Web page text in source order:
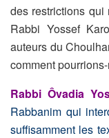
des restrictions
Rabbi Yossef
auteurs du
comment
Rabbi Ôvadia
Rabbanim qui
suffisamment les